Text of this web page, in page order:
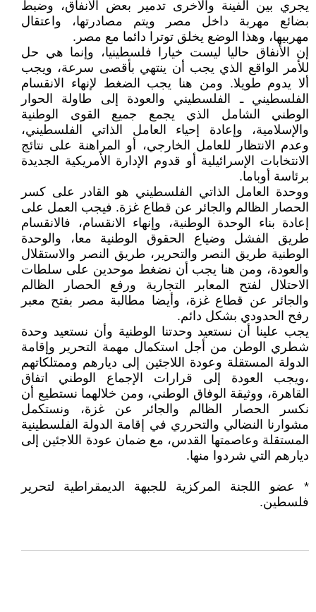
يجري بين الفينة والأخرى تدمير بعض الأنفاق، وضبط
بضائع مهربة داخل مصر ويتم مصادرتها، واعتقال
مهربيها، وهذا الوضع يخلق توترا دائما مع مصر.
إن الأنفاق حاليا ليست خيارا فلسطينيا، وإنما هي حل
للأمر الواقع الذي يجب أن ينتهي بأقصى سرعة، ويجب
ألا يدوم طويلا. ومن هنا يجب الضغط لإنهاء الانقسام
الفلسطيني ـ الفلسطيني والعودة إلى طاولة الحوار
الوطني الشامل الذي يجمع جميع القوى الوطنية
والإسلامية، وإعادة إحياء العامل الذاتي الفلسطيني،
وعدم الانتظار للعامل الخارجي، أو المراهنة على نتائج
الانتخابات الإسرائيلية أو قدوم الإدارة الأمريكية الجديدة
برئاسة أوباما.
ووحدة العامل الذاتي الفلسطيني هو القادر على كسر
الحصار الظالم والجائر عن قطاع غزة. فيجب العمل على
إعادة بناء الوحدة الوطنية، وإنهاء الانقسام، فالانقسام
طريق الفشل وضياع الحقوق الوطنية معا، والوحدة
الوطنية طريق النصر والتحرير، طريق النصر والاستقلال
والعودة، ومن هنا يجب أن نضغط موحدين على سلطات
الاحتلال لفتح المعابر التجارية ورفع الحصار الظالم
والجائر عن قطاع غزة، وأيضا مطالبة مصر بفتح معبر
رفح الحدودي بشكل دائم.
يجب علينا أن نستعيد وحدتنا الوطنية وأن نستعيد وحدة
شطري الوطن من أجل استكمال مهمة التحرير وإقامة
الدولة المستقلة وعودة اللاجئين إلى ديارهم وممتلكاتهم
،ويجب العودة إلى قرارات الإجماع الوطني اتفاق
القاهرة، ووثيقة الوفاق الوطني، ومن خلالهما نستطيع أن
نكسر الحصار الظالم والجائر عن غزة، ونستكمل
مشوارنا النضالي والتحرري في إقامة الدولة الفلسطينية
المستقلة وعاصمتها القدس، مع ضمان عودة اللاجئين إلى
ديارهم التي شردوا منها.
* عضو اللجنة المركزية للجبهة الديمقراطية لتحرير
فلسطين.